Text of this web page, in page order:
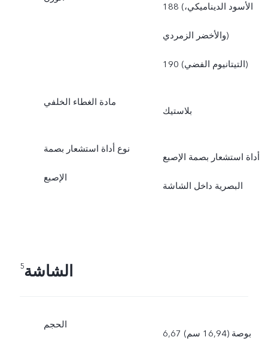
188 (الأسود الديناميكي،
والأخضر الزمردي)
190 (التيتانيوم الفضي)
مادة الغطاء الخلفي
بلاستيك
نوع أداة استشعار بصمة
الإصبع
أداة استشعار بصمة الإصبع
البصرية داخل الشاشة
الشاشة5
الحجم
6,67 بوصة (16,94 سم)